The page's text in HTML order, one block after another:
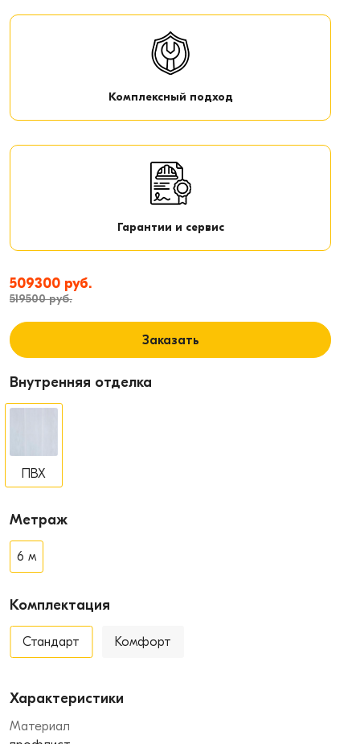
Комплексный подход
Гарантии и сервис
509300 руб.
519500 руб.
Заказать
Внутренняя отделка
ПВХ
Метраж
6 м
Комплектация
Стандарт Комфорт
Характеристики
Материал